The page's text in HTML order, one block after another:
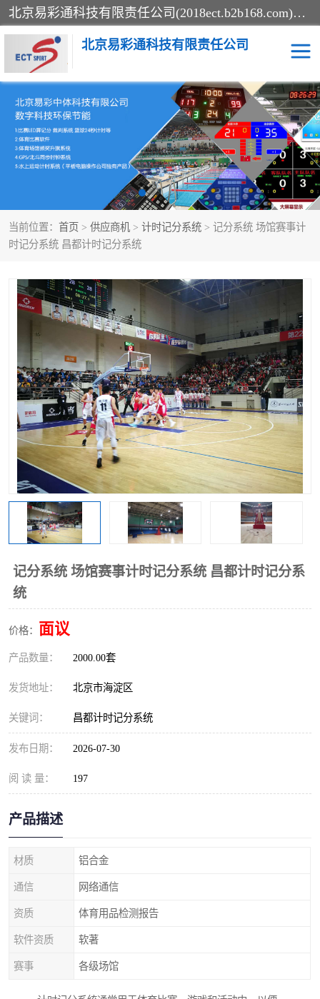
北京易彩通科技有限责任公司(2018ect.b2b168.com)主要提供陕西计时记分系统，全国统一热线：15611947915.北京易彩通科技有限责任公司有一支长期从事智能控制系统研发的高素质的队伍，具有嵌入式系统，视频系统、通信系统、网络系统，体育计时系统的知识和技能。强力打造体育比赛计时计分系统、智能升降旗系统、标准时钟系统、赛事编排及信息发布系统，为用户提供较新的，较廉价的，应用解决方案。
北京易彩通科技有限责任公司
当前位置： 首页 > 供应商机 > 计时记分系统 > 记分系统 场馆赛事计
时记分系统 昌都计时记分系统
记分系统 场馆赛事计时记分系统 昌都计时记分系
统
价格： 面议
产品数量： 2000.00套
发货地址： 北京市海淀区
关键词： 昌都计时记分系统
发布日期： 2026-07-30
阅 读 量： 197
产品描述
材质 铝合金
通信 网络通信
资质 体育用品检测报告
软件资质 软著
赛事 各级场馆
记分系统 游泳计时系统
智能颁奖旗系统 GPS同步时钟系统
计时计分及成绩处理系统 计时记分系统
体育场馆影像采集回放系 游泳馆水下摄影采集救生